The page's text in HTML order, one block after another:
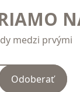
medzi prvými
Odoberať